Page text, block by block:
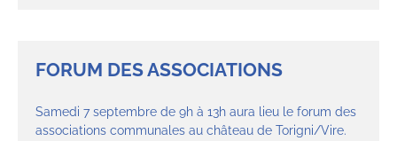
FORUM DES ASSOCIATIONS
Samedi 7 septembre de 9h à 13h aura lieu le forum des
associations communales au château de Torigni/Vire.